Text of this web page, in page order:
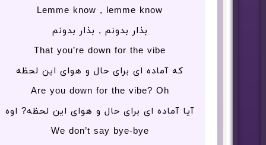
Lemme know , lemme know
بذار بدونم , بذار بدونم
That you’re down for the vibe
که آماده ای برای حال و هوای این لحظه
Are you down for the vibe? Oh
آیا آماده ای برای حال و هوای این لحظه? اوه
We don’t say bye-bye